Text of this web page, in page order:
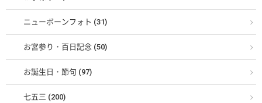
ニューボーンフォト (31)
お宮参り・百日記念 (50)
お誕生日・節句 (97)
七五三 (200)